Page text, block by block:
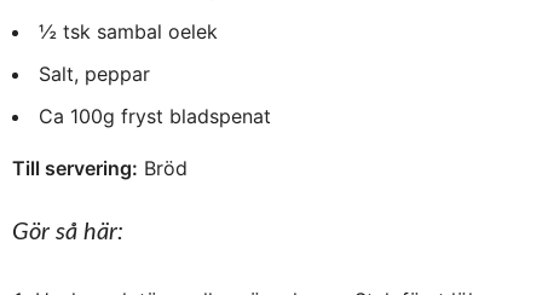
½ tsk sambal oelek
Salt, peppar
Ca 100g fryst bladspenat
Till servering: Bröd
Gör så här: